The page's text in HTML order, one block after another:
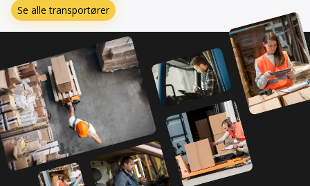
Se alle transportører